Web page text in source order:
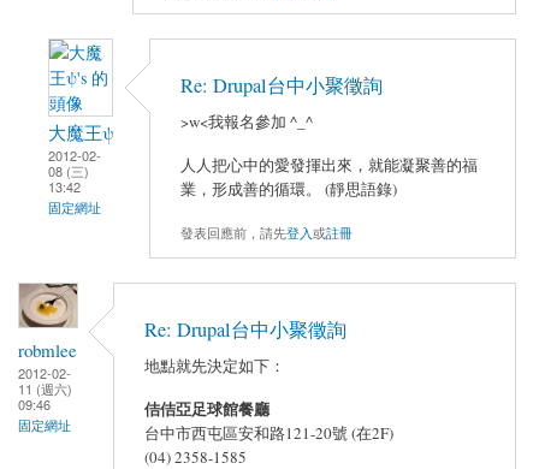
大魔王ψ
2012-02-
08 (三)
13:42
固定網址
Re: Drupal台中小聚徵詢
>w<我報名參加 ^_^
人人把心中的愛發揮出來，就能凝聚善的福
業，形成善的循環。 (靜思語錄)
發表回應前，請先登入或註冊
robmlee
2012-02-
11 (週六)
09:46
固定網址
Re: Drupal台中小聚徵詢
地點就先決定如下：
佶佶亞足球館餐廳
台中市西屯區安和路121-20號 (在2F)
(04) 2358-1585